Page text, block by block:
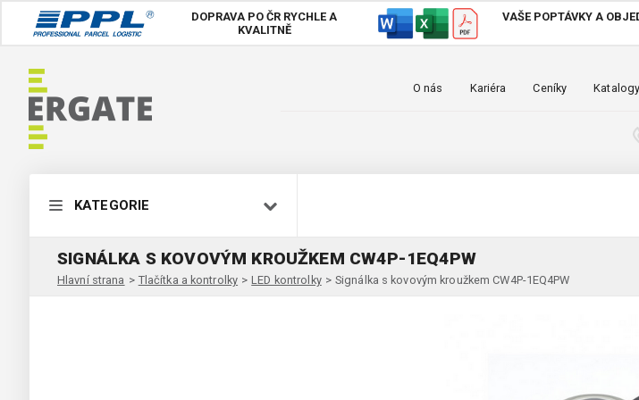
DOPRAVA PO ČR RYCHLE A
KVALITNĚ
VAŠE POPTÁVKY A
O nás Kariéra Ceníky Katalogy
KATEGORIE
SIGNÁLKA S KOVOVÝM KROUŽKEM CW4P-1EQ4PW
Hlavní strana > Tlačítka a kontrolky > LED kontrolky > Signálka s kovovým kroužkem CW4P-1EQ4PW